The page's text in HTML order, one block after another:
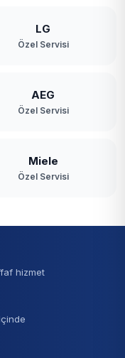
LG
Özel Servisi
AEG
Özel Servisi
Miele
Özel Servisi
hizmet